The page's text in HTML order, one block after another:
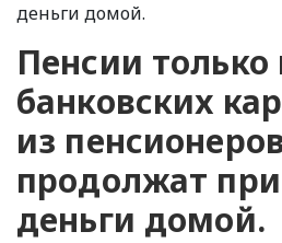
деньги домой.
Пенсии только
банковских
из
продолжат
деньги домой.